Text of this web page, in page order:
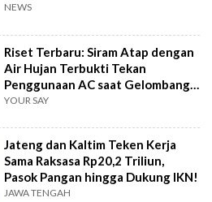
NEWS
Riset Terbaru: Siram Atap dengan
Air Hujan Terbukti Tekan
Penggunaan AC saat Gelombang
Panas
YOUR SAY
Jateng dan Kaltim Teken Kerja
Sama Raksasa Rp20,2 Triliun,
Pasok Pangan hingga Dukung IKN!
JAWA TENGAH